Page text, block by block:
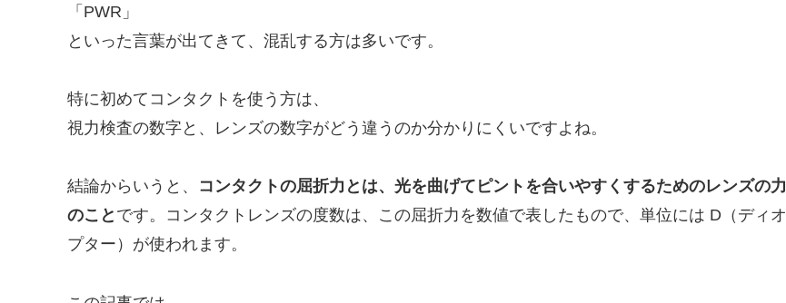
「PWR」
といった言葉が出てきて、混乱する方は多いです。
特に初めてコンタクトを使う方は、
視力検査の数字と、レンズの数字がどう違うのか分かりにくいですよね。
結論からいうと、 コンタクトの屈折力とは、光を曲げてピントを合いやすくするためのレンズの力
のこと です。コンタクトレンズの度数は、この屈折力を数値で表したもので、単位には D（ディオ
プター）が使われます。